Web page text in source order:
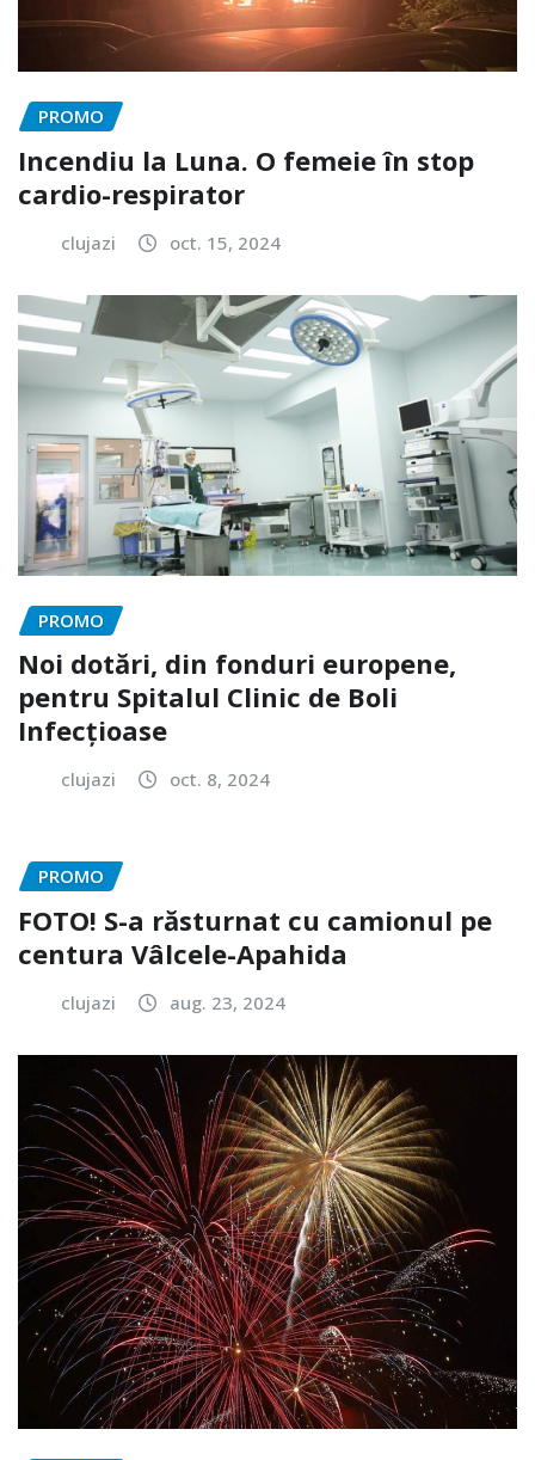
PROMO
Incendiu la Luna. O femeie în stop
cardio-respirator
clujazi oct. 15, 2024
PROMO
Noi dotări, din fonduri europene,
pentru Spitalul Clinic de Boli
Infecțioase
clujazi oct. 8, 2024
PROMO
FOTO! S-a răsturnat cu camionul pe
centura Vâlcele-Apahida
clujazi aug. 23, 2024